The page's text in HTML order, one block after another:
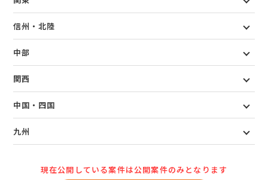
信州・北陸
中部
関西
中国・四国
九州
現在公開している案件は公開案件のみとなります